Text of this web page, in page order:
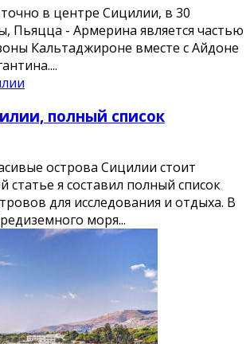
в центре Сицилии, в 30
Пьяцца - Армерина является частью
Кальтаджироне вместе с Айдоне
полный список
острова Сицилии стоит
статье я составил полный список
для исследования и отдыха. В
моря...